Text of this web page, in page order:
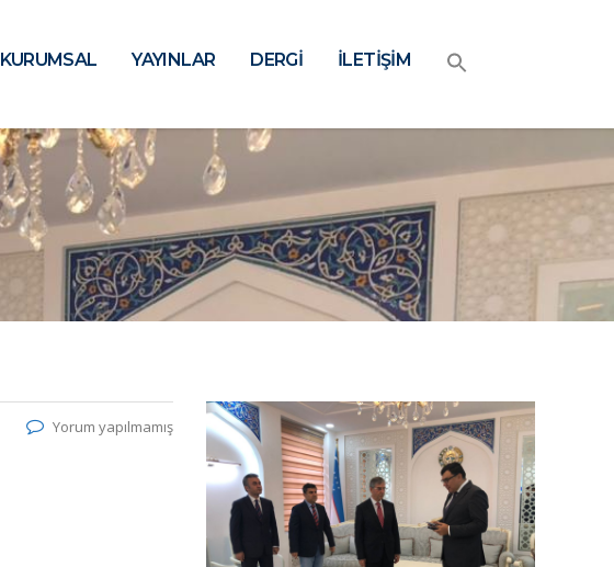
KURUMSAL YAYINLAR DERGİ İLETİŞİM
Yorum yapılmamış